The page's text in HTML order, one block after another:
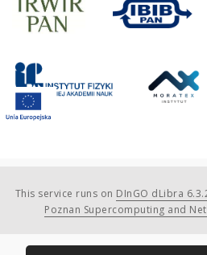
This service runs on DInGO dLibra
Poznan Supercomputing and